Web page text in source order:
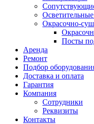
Окрасочно-
Посты
Аренда
Ремонт
Подбор
Доставка и оплата
Гарантия
Компания
Сотрудники
Реквизиты
Контакты